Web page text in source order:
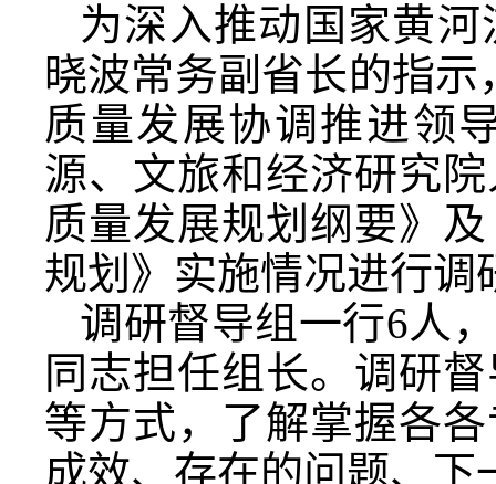
为深入推动国家黄
晓波常务副省长的指
质量发展协调推进领
源、文旅和经济研究
质量发展规划纲要》
规划》实施情况进行调
调研督导组一行6人
同志担任组长。调研
等方式，了解掌握各
成效、存在的问题、下